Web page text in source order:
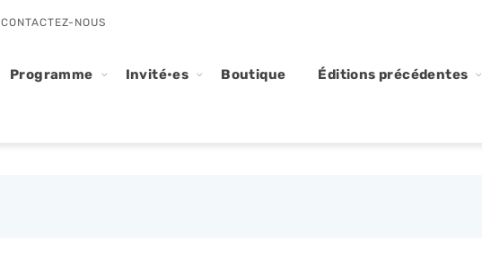
CONTACTEZ-NOUS
Programme Invité•es Boutique Éditions précédentes